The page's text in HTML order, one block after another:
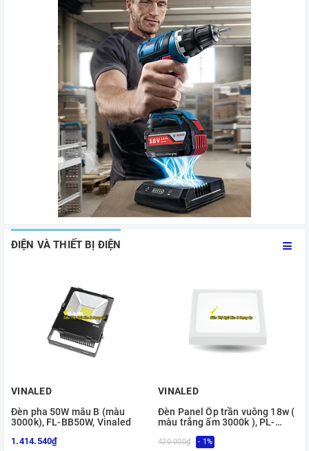
ĐIỆN VÀ THIẾT BỊ ĐIỆN
VINALED
Đèn pha 50W mẫu B (màu
3000k), FL-BB50W, Vinaled
1.414.540₫
VINALED
Đèn Panel Ốp trần vuông 18w (
màu trắng ấm 3000k ), PL-
420.000₫ - 1%